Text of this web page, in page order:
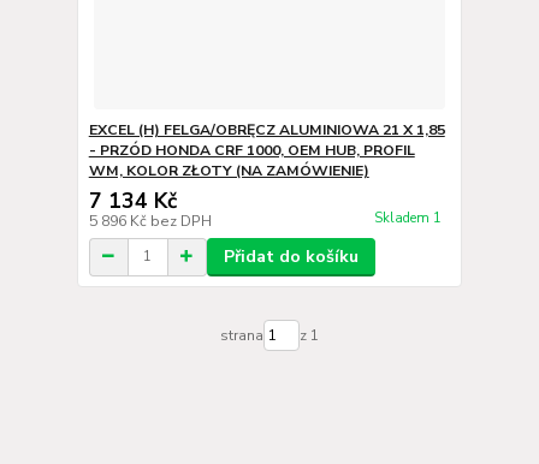
EXCEL (H) FELGA/OBRĘCZ ALUMINIOWA 21 X 1,85
- PRZÓD HONDA CRF 1000, OEM HUB, PROFIL
WM, KOLOR ZŁOTY (NA ZAMÓWIENIE)
7 134 Kč
5 896 Kč bez DPH Skladem 1
Přidat do košíku
strana z 1